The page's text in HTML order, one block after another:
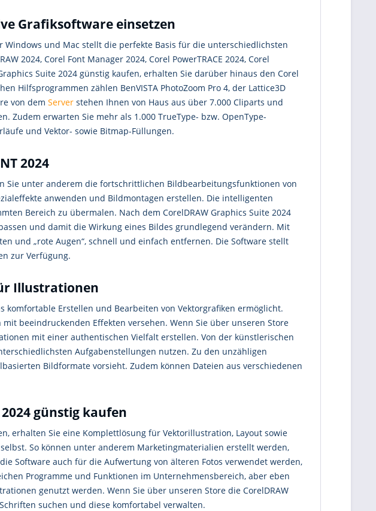
Grafiksoftware einsetzen
Windows und Mac stellt die perfekte Basis für die unterschiedlichsten
2024, Corel Font Manager 2024, Corel PowerTRACE 2024, Corel
Suite 2024 günstig kaufen, erhalten Sie darüber hinaus den Corel
Hilfsprogrammen zählen BenVISTA PhotoZoom Pro 4, der Lattice3D
von dem Server stehen Ihnen von Haus aus über 7.000 Cliparts und
Zudem erwarten Sie mehr als 1.000 TrueType- bzw. OpenType-
und Vektor- sowie Bitmap-Füllungen.
2024
Sie unter anderem die fortschrittlichen Bildbearbeitungsfunktionen von
anwenden und Bildmontagen erstellen. Die intelligenten
Bereich zu übermalen. Nach dem CorelDRAW Graphics Suite 2024
und damit die Wirkung eines Bildes grundlegend verändern. Mit
und „rote Augen“, schnell und einfach entfernen. Die Software stellt
zur Verfügung.
Illustrationen
komfortable Erstellen und Bearbeiten von Vektorgrafiken ermöglicht.
beeindruckenden Effekten versehen. Wenn Sie über unseren Store
mit einer authentischen Vielfalt erstellen. Von der künstlerischen
Aufgabenstellungen nutzen. Zu den unzähligen
Bildformate vorsieht. Zudem können Dateien aus verschiedenen
günstig kaufen
erhalten Sie eine Komplettlösung für Vektorillustration, Layout sowie
So können unter anderem Marketingmaterialien erstellt werden,
Software auch für die Aufwertung von älteren Fotos verwendet werden,
Programme und Funktionen im Unternehmensbereich, aber eben
genutzt werden. Wenn Sie über unseren Store die CorelDRAW
suchen und diese komfortabel verwalten.